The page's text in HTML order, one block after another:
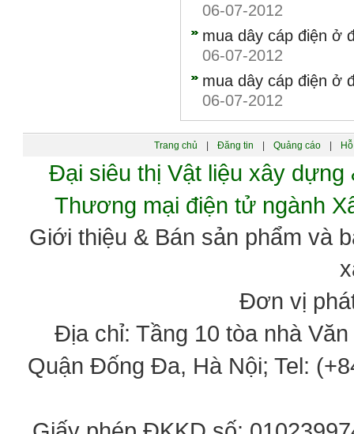
06-07-2012
mua dây cáp điện ở
06-07-2012
mua dây cáp điện ở
06-07-2012
Trang chủ Đăng tin Quảng cáo
Đại siêu thị Vật liệu xây
Thương mại điện tử ngành
Giới thiệu & Bán sản phẩm và
Đơn vị
Địa chỉ: Tầng 10 tòa nhà
Quận Đống Đa, Hà Nội; Tel: